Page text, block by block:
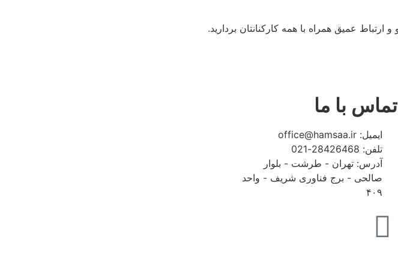
تماس با ما
ایمیل: office@hamsaa.ir
تلفن: 28426468-021
آدرس: تهران - طرشت - بلوار
صالحی - برج فناوری شریف - واحد
۴۰۹